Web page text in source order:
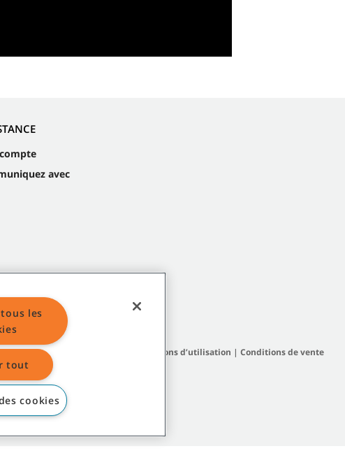
avec
site|Politiques générales Conditions d’utilisation | Conditions de vente
sociétés affiliées ou filiales.
les
tout
cookies